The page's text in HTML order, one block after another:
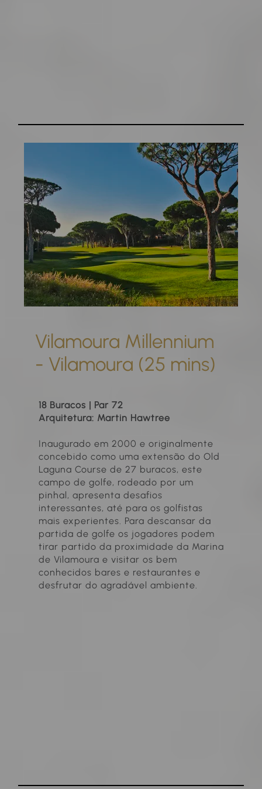
Vilamoura Millennium
- Vilamoura (25 mins)
18 Buracos | Par 72
Arquitetura: Martin Hawtree
Inaugurado em 2000 e originalmente
concebido como uma extensão do Old
Laguna Course de 27 buracos, este
campo de golfe, rodeado por um
pinhal, apresenta desafios
interessantes, até para os golfistas
mais experientes. Para descansar da
partida de golfe os jogadores podem
tirar partido da proximidade da Marina
de Vilamoura e visitar os bem
conhecidos bares e restaurantes e
desfrutar do agradável ambiente.